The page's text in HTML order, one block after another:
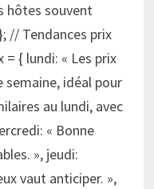
hôtes souvent
// Tendances prix
{ lundi: « Les prix
idéal pour
au lundi, avec
« Bonne
», jeudi:
vaut anticiper. »,